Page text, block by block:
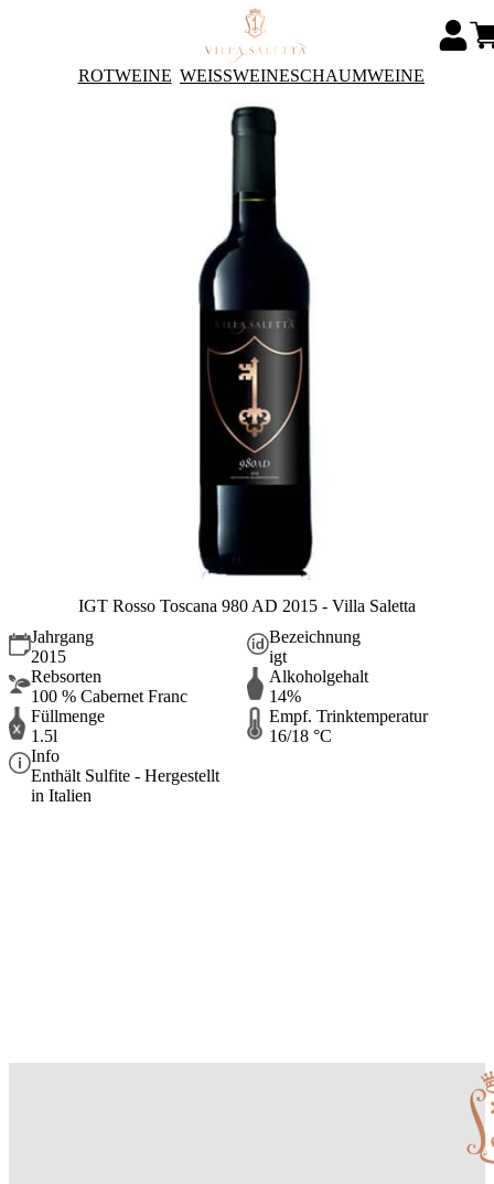
ROTWEINE WEISSWEINESCHAUMWEINE
IGT Rosso Toscana 980 AD 2015 - Villa Saletta
Jahrgang
2015
Bezeichnung
igt
Rebsorten
100 % Cabernet Franc
Alkoholgehalt
14%
Füllmenge
1.5l
Empf. Trinktemperatur
16/18 °C
Info
Enthält Sulfite - Hergestellt
in Italien